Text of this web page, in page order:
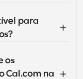
para
os
Cal.com na